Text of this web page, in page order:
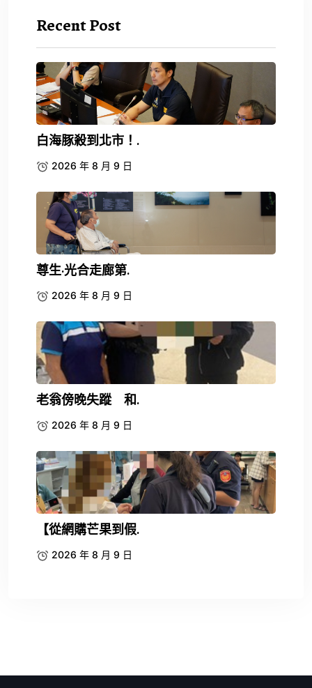
Recent Post
白海豚殺到北市！.
2026 年 8 月 9 日
尊生·光合走廊第.
2026 年 8 月 9 日
老翁傍晚失蹤 和.
2026 年 8 月 9 日
【從網購芒果到假.
2026 年 8 月 9 日